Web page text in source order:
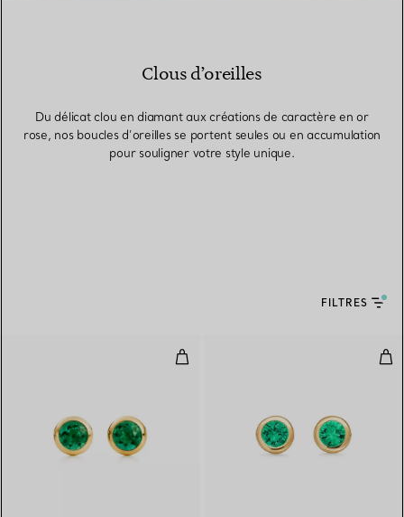
Clous d’oreilles
Du délicat clou en diamant aux créations de caractère en or
rose, nos boucles d’oreilles se portent seules ou en accumulation
pour souligner votre style unique.
FILTRES
Color by The Yard Boucles